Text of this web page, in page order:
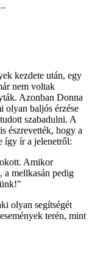
kezdete után, egy
nem voltak
Azonban Donna
olyan baljós érzése
szabadulni. A
észrevették, hogy a
így ír a jelenetről:
Amikor
a mellkasán pedig
olyan segítségét
terén, mint